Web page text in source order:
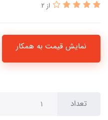
از 2
نمایش قیمت به همکار
تعداد